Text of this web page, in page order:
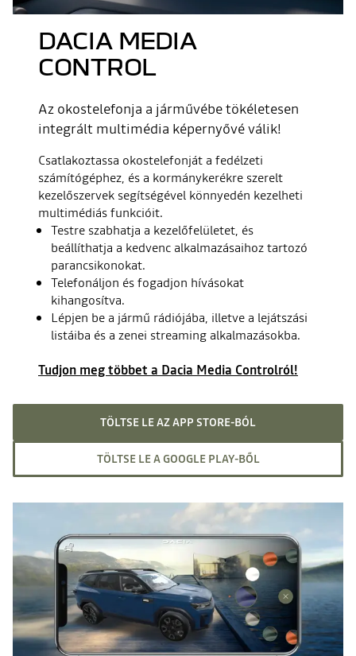
DACIA MEDIA
CONTROL
Az okostelefonja a járművébe tökéletesen
integrált multimédia képernyővé válik!
Csatlakoztassa okostelefonját a fedélzeti
számítógéphez, és a kormánykerékre szerelt
kezelőszervek segítségével könnyedén kezelheti
multimédiás funkcióit.
Testre szabhatja a kezelőfelületet, és
beállíthatja a kedvenc alkalmazásaihoz tartozó
parancsikonokat.
Telefonáljon és fogadjon hívásokat
kihangosítva.
Lépjen be a jármű rádiójába, illetve a lejátszási
listáiba és a zenei streaming alkalmazásokba.
Tudjon meg többet a Dacia Media Controlról!
TÖLTSE LE AZ APP STORE-BÓL
TÖLTSE LE A GOOGLE PLAY-BŐL